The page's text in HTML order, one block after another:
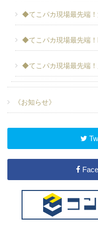
◆てこパカ現場最先端
◆てこパカ現場最先端
◆てこパカ現場最先端
《お知らせ》